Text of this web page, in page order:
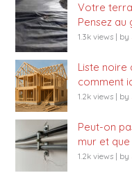
Votre
Pensez au
1.3k views | by
Liste noire
comment
1.2k views | by
Peut-on
mur et
1.2k views | by